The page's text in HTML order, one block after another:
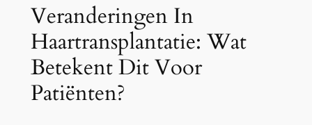
Veranderingen In
Haartransplantatie: Wat
Betekent Dit Voor
Patiënten?